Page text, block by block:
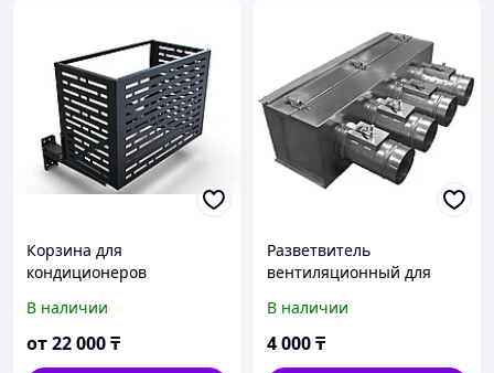
Корзина для
кондиционеров
В наличии
от22 000₸
Разветвитель
вентиляционный для
канальных
кондиционеров.
В наличии
4 000₸